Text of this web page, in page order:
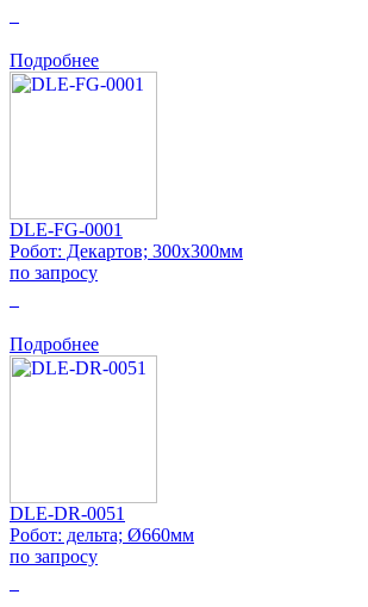
Подробнее
DLE-FG-0001
Робот: Декартов; 300x300мм
по запросу
Подробнее
DLE-DR-0051
Робот: дельта; Ø660мм
по запросу